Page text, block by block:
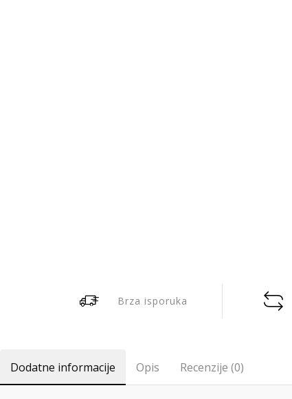
Brza isporuka
Dodatne informacije Opis Recenzije (0)